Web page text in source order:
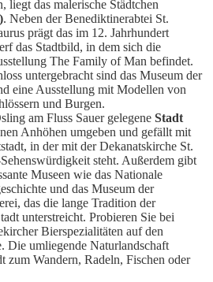
liegt das malerische Städtchen
. Neben der Benediktinerabtei St.
prägt das im 12. Jahrhundert
das Stadtbild, in dem sich die
The Family of Man befindet.
untergebracht sind das Museum der
eine Ausstellung mit Modellen von
und Burgen.
am Fluss Sauer gelegene Stadt
Anhöhen umgeben und gefällt mit
in der mit der Dekanatskirche St.
steht. Außerdem gibt
Museen wie das Nationale
und das Museum der
das die lange Tradition der
unterstreicht. Probieren Sie bei
Bierspezialitäten auf den
Die umliegende Naturlandschaft
zum Wandern, Radeln, Fischen oder